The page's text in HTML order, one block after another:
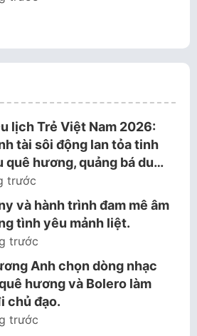
lịch Trẻ Việt Nam 2026:
tài sôi động lan tỏa tinh
quê hương, quảng bá du…
trước
và hành trình đam mê âm
tình yêu mảnh liệt.
trước
Anh chọn dòng nhạc
hương và Bolero làm
chủ đạo.
trước